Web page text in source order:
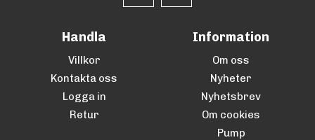
Handla
Villkor
Kontakta oss
Logga in
Retur
Information
Om oss
Nyheter
Nyhetsbrev
Om cookies
Pump